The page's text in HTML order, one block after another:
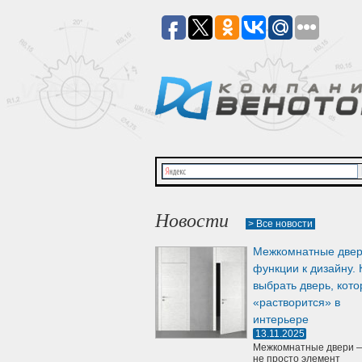
Новости > Все новости
Межкомнатные
функции к дизайну.
выбрать дверь,
«растворится» в
интерьере
13.11.2025
Межкомнатные двери
не просто элемент